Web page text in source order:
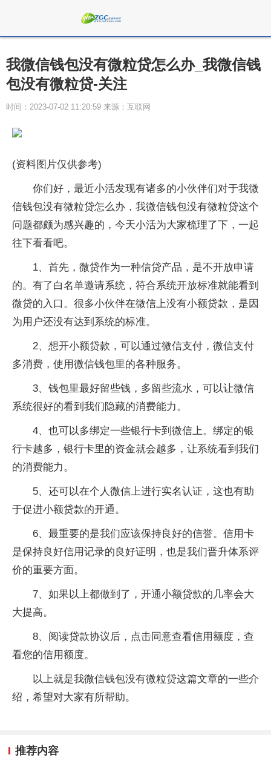
我微信钱包没有微粒贷怎么办_我微信钱
包没有微粒贷-关注
时间：2023-07-02 11:20:59 来源：互联网
(资料图片仅供参考)
你们好，最近小活发现有诸多的小伙伴们对于我微
信钱包没有微粒贷怎么办，我微信钱包没有微粒贷这个
问题都颇为感兴趣的，今天小活为大家梳理了下，一起
往下看看吧。
1、首先，微贷作为一种信贷产品，是不开放申请
的。有了白名单邀请系统，符合系统开放标准就能看到
微贷的入口。很多小伙伴在微信上没有小额贷款，是因
为用户还没有达到系统的标准。
2、想开小额贷款，可以通过微信支付，微信支付
多消费，使用微信钱包里的各种服务。
3、钱包里最好留些钱，多留些流水，可以让微信
系统很好的看到我们隐藏的消费能力。
4、也可以多绑定一些银行卡到微信上。绑定的银
行卡越多，银行卡里的资金就会越多，让系统看到我们
的消费能力。
5、还可以在个人微信上进行实名认证，这也有助
于促进小额贷款的开通。
6、最重要的是我们应该保持良好的信誉。信用卡
是保持良好信用记录的良好证明，也是我们晋升体系评
价的重要方面。
7、如果以上都做到了，开通小额贷款的几率会大
大提高。
8、阅读贷款协议后，点击同意查看信用额度，查
看您的信用额度。
以上就是我微信钱包没有微粒贷这篇文章的一些介
绍，希望对大家有所帮助。
推荐内容